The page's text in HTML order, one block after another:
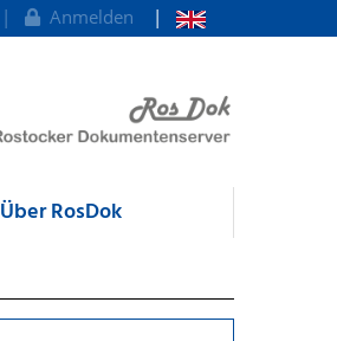
Anmelden
Über RosDok